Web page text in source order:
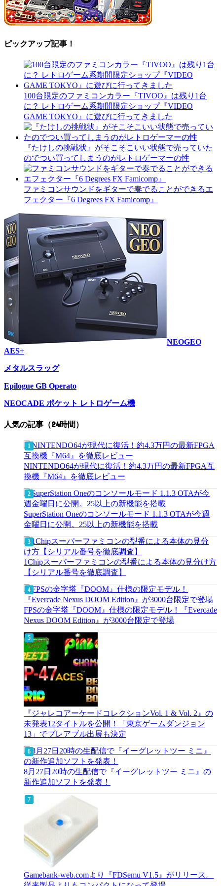
ピックアップ記事！
100台限定のファミコンカラー『TIVOO』は残り1台
に？ レトロゲーム系期間限定ショップ『VIDEO
GAME TOKYO』に遊びに行ってきました
『たけしの挑戦状』がそこそこいい状態で売っていた
のでつい買ってしまうのがレトロゲーマーの性
ファミコンサウンドをギターで奏でることができるエ
フェクター『6 Degrees FX Famicomp』
NEOGEO
AES+
メタルスラッグ
Epilogue GB Operato
NEOCADE ポケット レトロゲーム機
人気の記事（24時間）
NINTENDO64が現代に復活！約4.3万円の最新FPGA互
換機『M64』を徹底レビュー
SuperStation Oneのコンソールモード 1.1.3 OTAが今週
金曜日に公開。25以上の新機能を搭載
1Chipスーパーファミコンの型番による本体の見分け方
【シリアル番号を徹底調査】
FPSの金字塔『DOOM』仕様の限定モデル！『Evercade
Nexus DOOM Edition』が3000台限定で登場
『ジャレコアーケードコレクションVol. 1 & Vol. 2』の
未発表12タイトルを公開！「東京ゲームダンジョン
13」でプレアブル出展も決定
8月27日20時の生配信で『イーグレットツー ミニ』の
新作追加ソフトを発表！
Gamebank-web.comより『FDSemu V1.5』がリリース。